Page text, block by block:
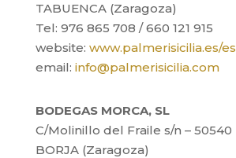
TABUENCA (Zaragoza)
Tel: 976 865 708 / 660 121 915
website: www.palmerisicilia.es/es
email: info@palmerisicilia.com
BODEGAS MORCA, SL
C/Molinillo del Fraile s/n – 50540
BORJA (Zaragoza)